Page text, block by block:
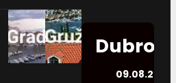
09.08.2026.